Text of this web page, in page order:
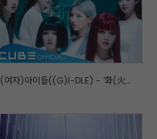
(여자)아이들((G)I-DLE) - '화(火...